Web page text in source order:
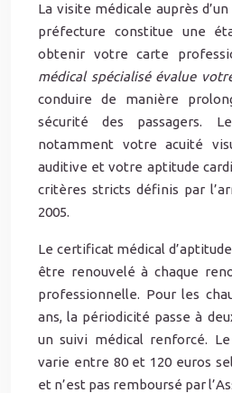
La visite médicale auprès
préfecture constitue une
obtenir votre carte
médical spécialisé évalue
conduire de manière
sécurité des passagers.
notamment votre acuité
auditive et votre aptitude
critères stricts définis par
2005.
Le certificat médical
être renouvelé à chaque
professionnelle. Pour les
ans, la périodicité passe à
un suivi médical renforcé.
varie entre 80 et 120 euros
et n’est pas remboursé par